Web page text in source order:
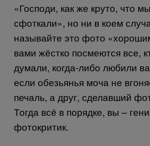
«Господи, как же круто, что
сфоткали», но ни в коем
называйте это фото
вами жёстко посмеются все,
думали, когда-либо любили
если обезьянья моча не
печаль, а друг, сделавший
Тогда всё в порядке, вы –
фотокритик.